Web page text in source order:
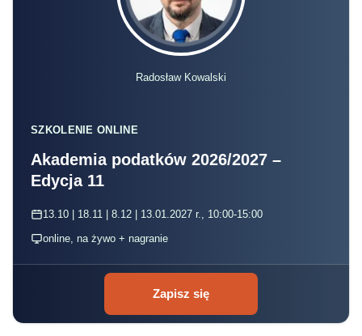
Radosław Kowalski
SZKOLENIE ONLINE
Akademia podatków 2026/2027 –
Edycja 11
13.10 | 18.11 | 8.12 | 13.01.2027 r., 10:00-15:00
online, na żywo + nagranie
Zapisz się